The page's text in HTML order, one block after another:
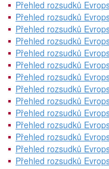
Přehled rozsudků
Přehled rozsudků
Přehled rozsudků
Přehled rozsudků
Přehled rozsudků
Přehled rozsudků
Přehled rozsudků
Přehled rozsudků
Přehled rozsudků
Přehled rozsudků
Přehled rozsudků
Přehled rozsudků
Přehled rozsudků
Přehled rozsudků